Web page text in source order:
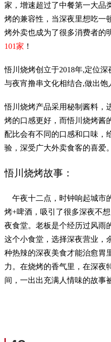
家，增速超过了中餐第一大品
烤的兼容性，当深夜里想吃一
烤外卖也成为了很多消费者的
101家 ！
悟川烧烤创立于2018年,定位
与夜宵撸串文化相结合,做出饱
悟川烧烤产品采用秘制酱料，
烤的口感更好，而悟川烧烤酱
配比会有不同的口感和口味，
验，深受广大外卖食客的喜爱。
悟川烧烤故事：
午夜十二点，时钟响起城市
烤+啤酒，吸引了很多深夜不
夜食堂。老板是个经历过风雨
这个小食堂，选择深夜营业，
种热辣的深夜美食才能治愈胃
力。在烧烤的香气里，在深夜
间，一出出充满人情味的故事